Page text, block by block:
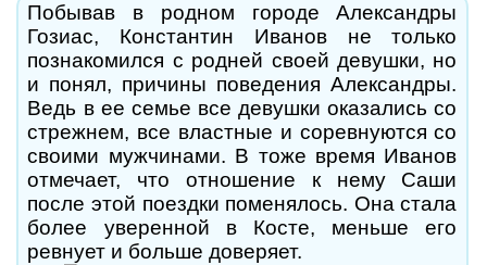
Побывав в родном городе Александры
Гозиас, Константин Иванов не только
познакомился с родней своей девушки, но
и понял, причины поведения Александры.
Ведь в ее семье все девушки оказались со
стрежнем, все властные и соревнуются со
своими мужчинами. В тоже время Иванов
отмечает, что отношение к нему Саши
после этой поездки поменялось. Она стала
более уверенной в Косте, меньше его
ревнует и больше доверяет.